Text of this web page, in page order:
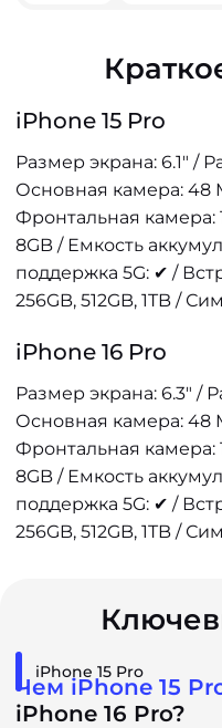
iPhone 15 Pro
Размер экрана: 6.1" /
Основная камера: 48
Фронтальная камера:
8GB / Емкость
поддержка 5G: ✔ /
256GB, 512GB, 1TB /
iPhone 16 Pro
Размер экрана: 6.3" /
Основная камера: 48
Фронтальная камера:
8GB / Емкость
поддержка 5G: ✔ /
256GB, 512GB, 1TB /
iPhone 15 Pro
Чем iPhone 15
iPhone 16 Pro?